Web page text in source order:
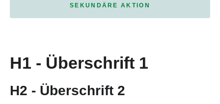
SEKUNDÄRE AKTION
H1 - Überschrift 1
H2 - Überschrift 2